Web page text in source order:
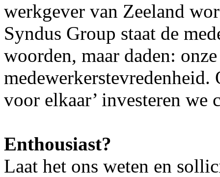
werkgever van Zeeland
Syndus Group staat de
woorden, maar daden:
medewerkerstevredenheid.
voor elkaar’ investeren
Enthousiast?
Laat het ons weten en